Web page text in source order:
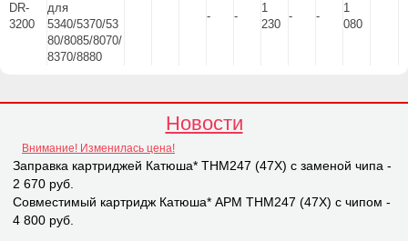
DR-
3200
для
5340/5370/53
80/8085/8070/
8370/8880
- -
1
230
- -
1
080
Новости
Внимание! Изменилась цена!
Заправка картриджей Катюша* THM247 (47X) с заменой чипа -
2 670 руб.
Совместимый картридж Катюша* APM THM247 (47X) с чипом -
4 800 руб.